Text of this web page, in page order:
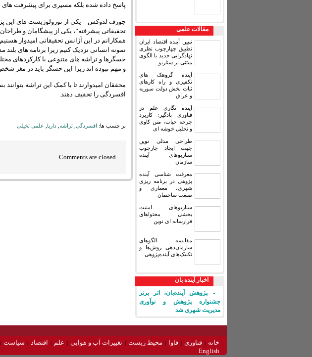
مقالات علمی
تبیین آینده اقتصاد ایران
تطبیق چهارچوب نظری
نهادگرایی جدید با الگوی
مبتنی بر سناریو
آینده گروهک های
تکفیری و راه کارهای
ثبات بخش دولت سوریه
و عراق
آینده نگاری علم در
فناوری بادگیر: کاربرد
چرخه حیات، متن کاوی
و تحلیل خوشه ای
طراحی مدلی نوین
جهت ایجاد چارچوب
سناریوهای آینده
سازمان
معرفت شناسی آینده
پژوهی در برنامه ریزی
شهری، معماری و
صنعت ساختمان
سناریوهای امنیت
بخشی محتواهای
فرارسانه ای نوین
مقایسه‏ الگوهای
سازمان‌دهی روش‌ها و
تکنیک‌های آینده‌پژوهی
اخبار آینده بان
پژوهش آینده‌بان، اثر برتر
جشنواره پژوهش و نوآوری
مدیریت شهری شد
پاسخ داده شده بلکه مسیری برای پیشرفت های
تحقیقاتی پیشرفته”، یکی از پیشگامان و
همکارانم در این آژانس تحقیقاتی امیدوار
نمونه انسانی نزدیک کنیم زیرا برنامه های
حسگرها و تراشه های متنوعی با کارکردهای
و مهم نبوده اند زیرا این حسگر باید در مغز
محققان امیدوارند تا با کمک این تراشه
افسردگی را تخفیف دهند.
بر چسب ها: افسردگی تراشه دارپا علمی تخیلی
Comments are closed.
خانه فناوری فاوا محیط زیست تغییرات آب و هوایی علم اقتصاد سیاست
English